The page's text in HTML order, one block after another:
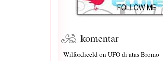
komentar
Wilfordiceldon UFO di atas Bromo